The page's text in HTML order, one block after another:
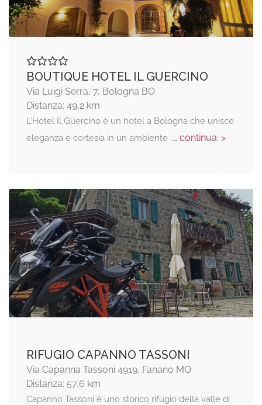
BOUTIQUE HOTEL IL GUERCINO
Via Luigi Serra, 7, Bologna BO
Distanza: 49,2 km
L’Hotel Il Guercino è un hotel a Bologna che unisce
eleganza e cortesia in un ambiente... continua: >
RIFUGIO CAPANNO TASSONI
Via Capanna Tassoni 4919, Fanano MO
Distanza: 57,6 km
Capanno Tassoni è uno storico rifugio della valle di